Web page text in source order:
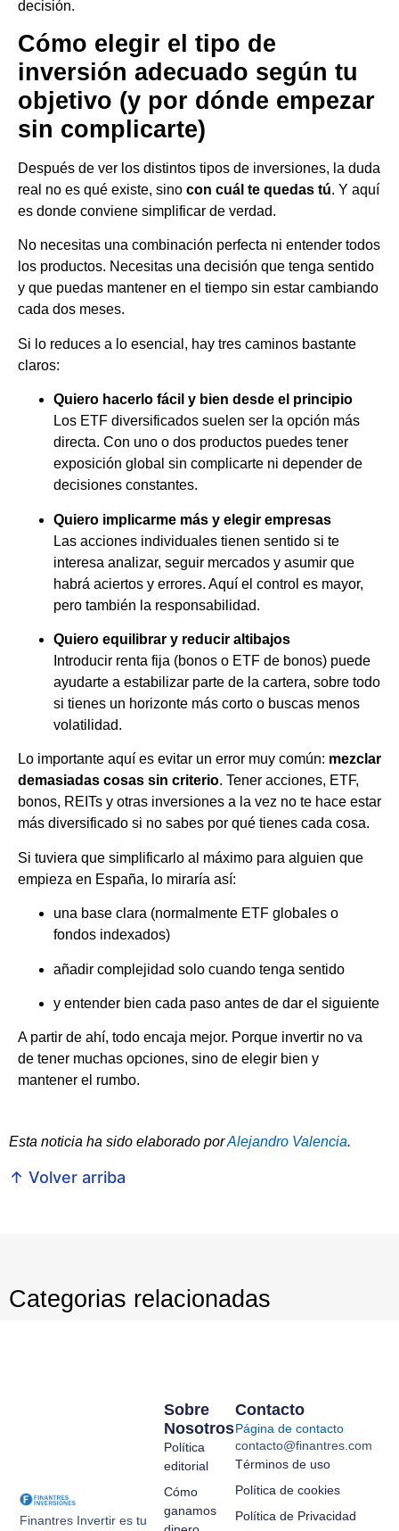
decisión.
Cómo elegir el tipo de
inversión adecuado según tu
objetivo (y por dónde empezar
sin complicarte)
Después de ver los distintos tipos de inversiones, la duda
real no es qué existe, sino con cuál te quedas tú. Y aquí
es donde conviene simplificar de verdad.
No necesitas una combinación perfecta ni entender todos
los productos. Necesitas una decisión que tenga sentido
y que puedas mantener en el tiempo sin estar cambiando
cada dos meses.
Si lo reduces a lo esencial, hay tres caminos bastante
claros:
Quiero hacerlo fácil y bien desde el principio
Los ETF diversificados suelen ser la opción más
directa. Con uno o dos productos puedes tener
exposición global sin complicarte ni depender de
decisiones constantes.
Quiero implicarme más y elegir empresas
Las acciones individuales tienen sentido si te
interesa analizar, seguir mercados y asumir que
habrá aciertos y errores. Aquí el control es mayor,
pero también la responsabilidad.
Quiero equilibrar y reducir altibajos
Introducir renta fija (bonos o ETF de bonos) puede
ayudarte a estabilizar parte de la cartera, sobre todo
si tienes un horizonte más corto o buscas menos
volatilidad.
Lo importante aquí es evitar un error muy común: mezclar
demasiadas cosas sin criterio. Tener acciones, ETF,
bonos, REITs y otras inversiones a la vez no te hace estar
más diversificado si no sabes por qué tienes cada cosa.
Si tuviera que simplificarlo al máximo para alguien que
empieza en España, lo miraría así:
una base clara (normalmente ETF globales o
fondos indexados)
añadir complejidad solo cuando tenga sentido
y entender bien cada paso antes de dar el siguiente
A partir de ahí, todo encaja mejor. Porque invertir no va
de tener muchas opciones, sino de elegir bien y
mantener el rumbo.
Esta noticia ha sido elaborado porAlejandro Valencia.
↑ Volver arriba
Categorias relacionadas
Finantres Invertir es tu
Sobre
Nosotros
Política
editorial
Cómo
ganamos
Contacto
Página de contacto
contacto@finantres.com
Términos de uso
Política de cookies
Política de Privacidad